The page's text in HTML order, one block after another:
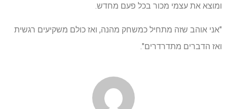
ומוצא את עצמי מכור בכל פעם מחדש.
"אני אוהב שזה מתחיל כמשחק מהנה, ואז כולם משקיעים רגשית
ואז הדברים מתדרדרים".